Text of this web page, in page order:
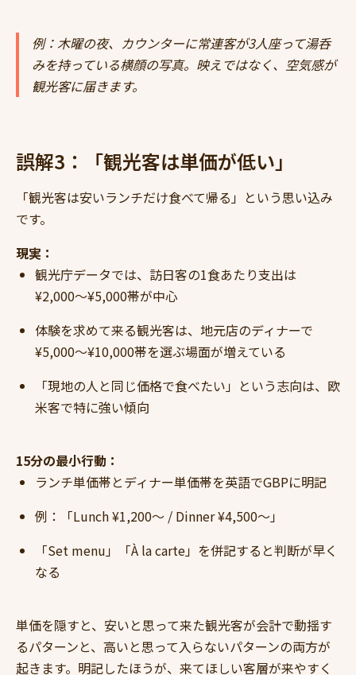
例：木曜の夜、カウンターに常連客が3人座って湯呑
みを持っている横顔の写真。映えではなく、空気感が
観光客に届きます。
誤解3：「観光客は単価が低い」
「観光客は安いランチだけ食べて帰る」という思い込み
です。
現実：
観光庁データでは、訪日客の1食あたり支出は
¥2,000〜¥5,000帯が中心
体験を求めて来る観光客は、地元店のディナーで
¥5,000〜¥10,000帯を選ぶ場面が増えている
「現地の人と同じ価格で食べたい」という志向は、欧
米客で特に強い傾向
15分の最小行動：
ランチ単価帯とディナー単価帯を英語でGBPに明記
例：「Lunch ¥1,200〜 / Dinner ¥4,500〜」
「Set menu」「À la carte」を併記すると判断が早く
なる
単価を隠すと、安いと思って来た観光客が会計で動揺す
るパターンと、高いと思って入らないパターンの両方が
起きます。明記したほうが、来てほしい客層が来やすく